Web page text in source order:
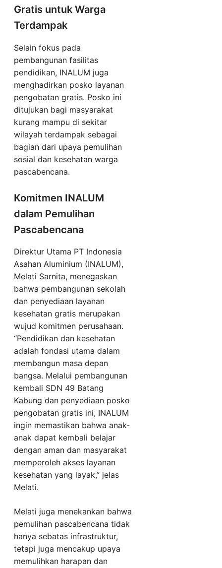
Gratis untuk Warga
Terdampak
Selain fokus pada
pembangunan fasilitas
pendidikan, INALUM juga
menghadirkan posko layanan
pengobatan gratis. Posko ini
ditujukan bagi masyarakat
kurang mampu di sekitar
wilayah terdampak sebagai
bagian dari upaya pemulihan
sosial dan kesehatan warga
pascabencana.
Komitmen INALUM
dalam Pemulihan
Pascabencana
Direktur Utama PT Indonesia
Asahan Aluminium (INALUM),
Melati Sarnita, menegaskan
bahwa pembangunan sekolah
dan penyediaan layanan
kesehatan gratis merupakan
wujud komitmen perusahaan.
“Pendidikan dan kesehatan
adalah fondasi utama dalam
membangun masa depan
bangsa. Melalui pembangunan
kembali SDN 49 Batang
Kabung dan penyediaan posko
pengobatan gratis ini, INALUM
ingin memastikan bahwa anak-
anak dapat kembali belajar
dengan aman dan masyarakat
memperoleh akses layanan
kesehatan yang layak,” jelas
Melati.
Melati juga menekankan bahwa
pemulihan pascabencana tidak
hanya sebatas infrastruktur,
tetapi juga mencakup upaya
memulihkan harapan dan